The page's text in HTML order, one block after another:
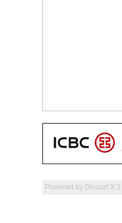
Powered by Discuz! X 2